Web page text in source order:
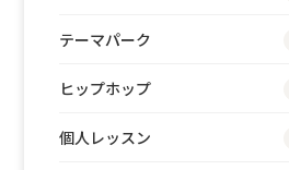
テーマパーク
ヒップホップ
個人レッスン